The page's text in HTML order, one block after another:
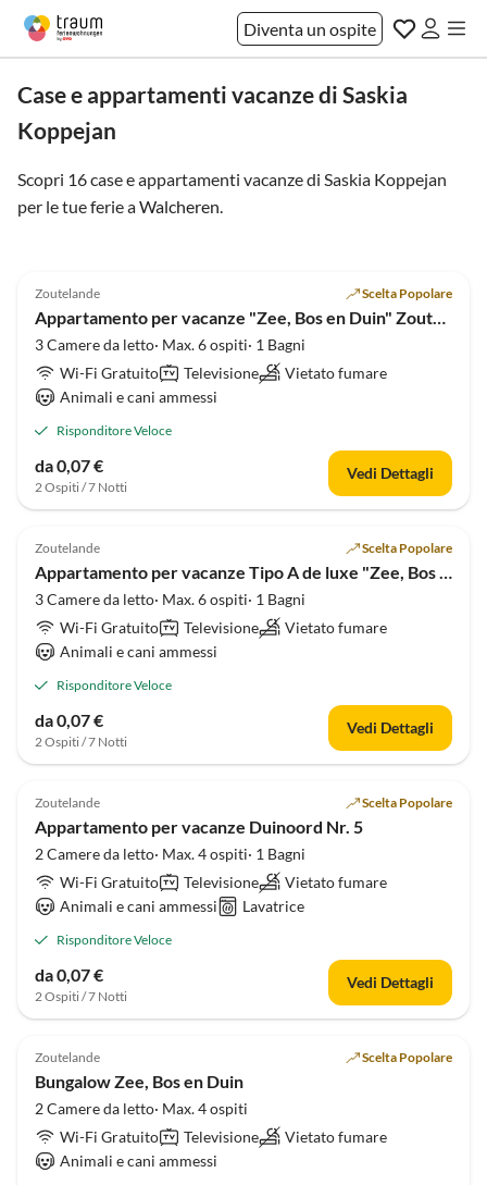
Diventa un ospite
Case e appartamenti vacanze di Saskia
Koppejan
Scopri 16 case e appartamenti vacanze di Saskia Koppejan
per le tue ferie aWalcheren.
Zoutelande Scelta Popolare
Appartamento per vacanze "Zee, Bos en Duin" Zoutelande
3 Camere da letto· Max. 6 ospiti· 1 Bagni
Wi-Fi Gratuito
Televisione
Vietato fumare
Animali e cani ammessi
Risponditore Veloce
da 0,07 €
2 Ospiti / 7 Notti
Vedi Dettagli
3.5 (2)
Zoutelande Scelta Popolare
Appartamento per vacanze Tipo A de luxe "Zee, Bos en Duin" Zoutelande
3 Camere da letto· Max. 6 ospiti· 1 Bagni
Wi-Fi Gratuito
Televisione
Vietato fumare
Animali e cani ammessi
Risponditore Veloce
da 0,07 €
2 Ospiti / 7 Notti
Vedi Dettagli
5.0 (1)
Zoutelande Scelta Popolare
Appartamento per vacanze Duinoord Nr. 5
2 Camere da letto· Max. 4 ospiti· 1 Bagni
Wi-Fi Gratuito
Televisione
Vietato fumare
Animali e cani ammessi
Lavatrice
Risponditore Veloce
da 0,07 €
2 Ospiti / 7 Notti
Vedi Dettagli
4.8 (1)
Zoutelande Scelta Popolare
Bungalow Zee, Bos en Duin
2 Camere da letto· Max. 4 ospiti
Wi-Fi Gratuito
Televisione
Vietato fumare
Animali e cani ammessi